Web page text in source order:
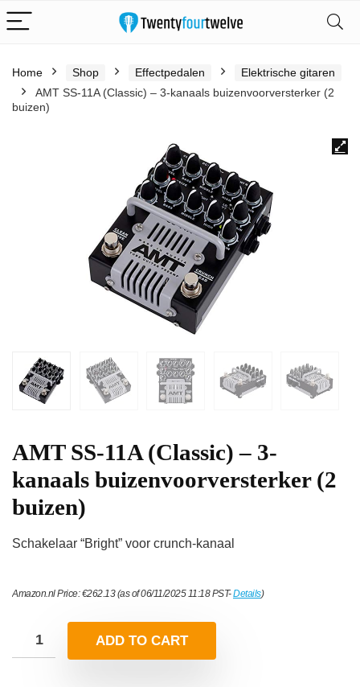
Home Shop Effectpedalen
Elektrische gitaren
AMT SS-11A (Classic) – 3-kanaals buizenvoorversterker (2
buizen)
AMT SS-11A (Classic) – 3-
kanaals buizenvoorversterker (2
buizen)
Schakelaar “Bright” voor crunch-kanaal
Amazon.nl Price:€262.13(as of 06/11/2025 11:18 PST-Details)
ADD TO CART